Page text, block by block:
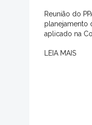
Reunião do
planejamento
aplicado na
LEIA MAIS